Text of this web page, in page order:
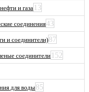
и газа13
соединения43
и соединители)87
соединители152
для воды85